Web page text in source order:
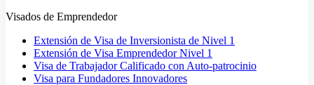
Visados de Emprendedor
Extensión de Visa de Inversionista de Nivel 1
Extensión de Visa Emprendedor Nivel 1
Visa de Trabajador Calificado con Auto-patrocinio
Visa para Fundadores Innovadores